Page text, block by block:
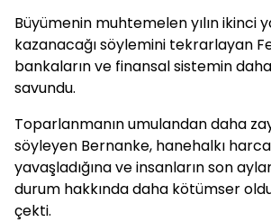
Büyümenin muhtemelen yılın ikinci
kazanacağı söylemini tekrarlayan
bankaların ve finansal sistemin
savundu.
Toparlanmanın umulandan daha
söyleyen Bernanke, hanehalkı
yavaşladığına ve insanların son
durum hakkında daha kötümser
çekti.